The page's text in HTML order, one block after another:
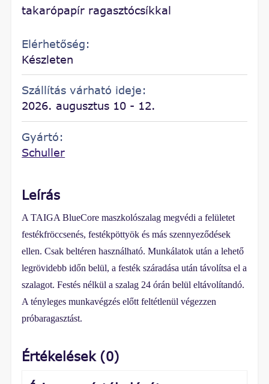
takarópapír ragasztócsíkkal
Elérhetőség:
Készleten
Szállítás várható ideje:
2026. augusztus 10 - 12.
Gyártó:
Schuller
Leírás
A TAIGA BlueCore maszkolószalag megvédi a felületet
festékfröccsenés, festékpöttyök és más szennyeződések
ellen. Csak beltéren használható. Munkálatok után a lehető
legrövidebb időn belül, a festék száradása után távolítsa el a
szalagot. Festés nélkül a szalag 24 órán belül eltávolítandó.
A tényleges munkavégzés előtt feltétlenül végezzen
próbaragasztást.
Értékelések (0)